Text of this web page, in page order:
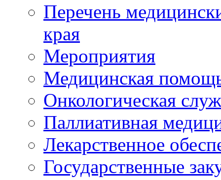
Перечень
края
Мероприятия
Медицинская
Онкологическая
Паллиативная
Лекарственное
Государственные